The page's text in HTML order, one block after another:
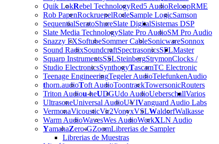
Quik LokRebel TechnologyRed5 AudioReloopRME
Rob PapenRockruepelRodeSample LogicSamson
SequentialSeratoShureSlate Digital
Slate Media TechnologySlate Pro AudioSM Pro Audio
Snazzy FXSoftubeSommer CableSonicwareSonnox
Sound RadixSoundcraftSpectrasonicsSPL
Squarp InstrumentsSSLSteinbergStrymon
Studio ElectronicsSynthogyTascamTC Electronic
Teenage EngineeringTegeler AudioTelefunken
thorn.audioToft AudioToontrackTowersonic
Triton Audiou-heUDGUdo AudioUeberschall
UltrasoneUniversal AudioUVIVanguard Audio Labs
VermonaVicousticVir2VonyxVSLWaldorfWalkasse
Warm AudioWavesWes AudioWorkXLN Audio
YamahaZero-GZoom
Sistemas DSP
Master
Clocks /
Audio
Routers
Varios
Librerias de Sampler
Librerias de Muestras